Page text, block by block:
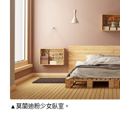
▲莫蘭迪粉少女臥室。